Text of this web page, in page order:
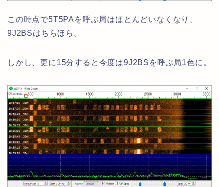
この時点で5T5PAを呼ぶ局はほとんどいなくなり、
9J2BSはちらほら。
しかし、更に15分すると今度は9J2BSを呼ぶ局1色に。